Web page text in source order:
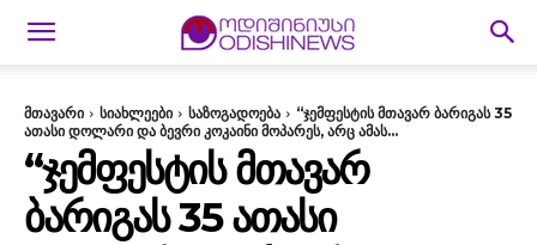
მთავარი სიახლეები საზოგადოება
“ჯემფესტის მთავარ ბარიგას 35
ათასი დოლარი და ბევრი კოკაინი მოპარეს, არც ამას...
“ᲯᲔᲛᲤᲔᲡᲢᲘᲡ ᲛᲗᲐᲕᲐᲠ
ᲑᲐᲠᲘᲒᲐᲡ 35 ᲐᲗᲐᲡᲘ